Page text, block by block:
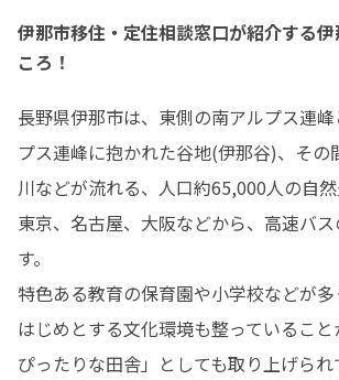
伊那市移住・定住相談窓口が紹介する
ころ！
長野県伊那市は、東側の南アルプス連
プス連峰に抱かれた谷地(伊那谷)、その
川などが流れる、人口約65,000人の自然
東京、名古屋、大阪などから、高速バ
す。
特色ある教育の保育園や小学校などが
はじめとする文化環境も整っているこ
ぴったりな田舎」としても取り上げられ